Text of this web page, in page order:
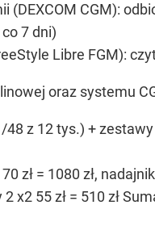
(DEXCOM CGM):
7 dni)
Libre FGM):
oraz systemu
z 12 tys.) +
zł = 1080 zł,
x2 55 zł = 510 zł